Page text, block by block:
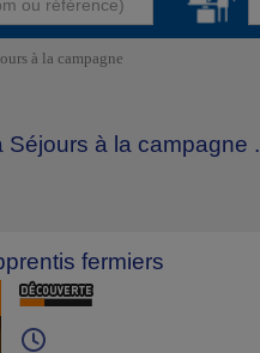
à la campagne
à la campagne .
fermiers